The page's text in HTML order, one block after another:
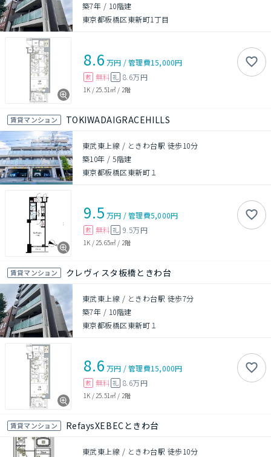
築7年 / 10階建
東京都板橋区東新町1丁目
8.6 万円 /管理費15,000円
敷 無料 礼 8.6万円
1K / 25.51㎡ / 2階
賃貸マンション TOKIWADAIGRACEHILLS
東武東上線 / ときわ台駅 徒歩10分
築10年 /5階建
東京都板橋区東新町１
9.5 万円 /管理費5,000円
敷 無料 礼 9.5万円
1K / 25.65㎡ / 2階
賃貸マンション クレヴィスタ板橋ときわ台
東武東上線 / ときわ台駅 徒歩7分
築7年 / 10階建
東京都板橋区東新町１
8.6 万円 /管理費15,000円
敷 無料 礼 8.6万円
1K / 25.51㎡ / 2階
賃貸マンション RefaysXEBECときわ台
東武東上線 / ときわ台駅 徒歩10分